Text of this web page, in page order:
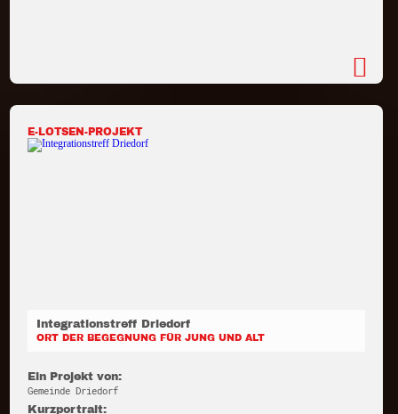
E-LOTSEN-PROJEKT
Integrationstreff Driedorf
ORT DER BEGEGNUNG FÜR JUNG UND ALT
Ein Projekt von:
Gemeinde Driedorf
Kurzportrait: